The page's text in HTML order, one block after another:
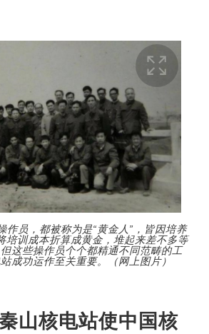
作员，都被称为是“黄金人”，皆因培养
培训成本折算成黄金，堆起来差不多等
这些操作员个个都精通不同范畴的工
成功运作至关重要。（网上图片）
山核电站使中国核